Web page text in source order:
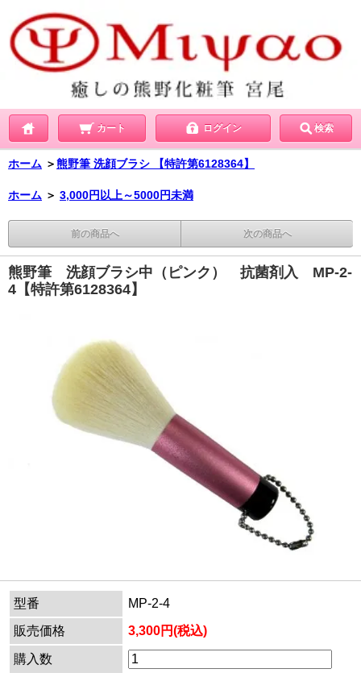
カート ログイン 検索
ホーム ＞熊野筆 洗顔ブラシ 【特許第6128364】
ホーム ＞ 3,000円以上～5000円未満
前の商品へ 次の商品へ
熊野筆 洗顔ブラシ中（ピンク） 抗菌剤入 MP-2-
4【特許第6128364】
型番
MP-2-4
販売価格
3,300円(税込)
購入数